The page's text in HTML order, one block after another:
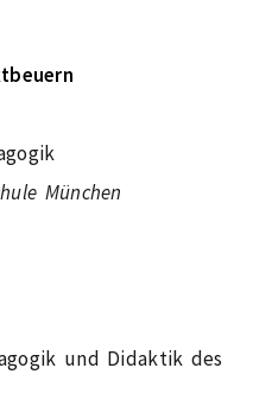
München
und Didaktik des